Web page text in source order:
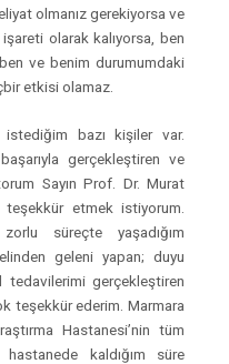
olmanız gerekiyorsa ve
olarak kalıyorsa, ben
ve benim durumumdaki
etkisi olamaz.
bazı kişiler var.
gerçekleştiren ve
Sayın Prof. Dr. Murat
etmek istiyorum.
süreçte yaşadığım
geleni yapan; duyu
gerçekleştiren
teşekkür ederim. Marmara
Hastanesi’nin tüm
kaldığım süre